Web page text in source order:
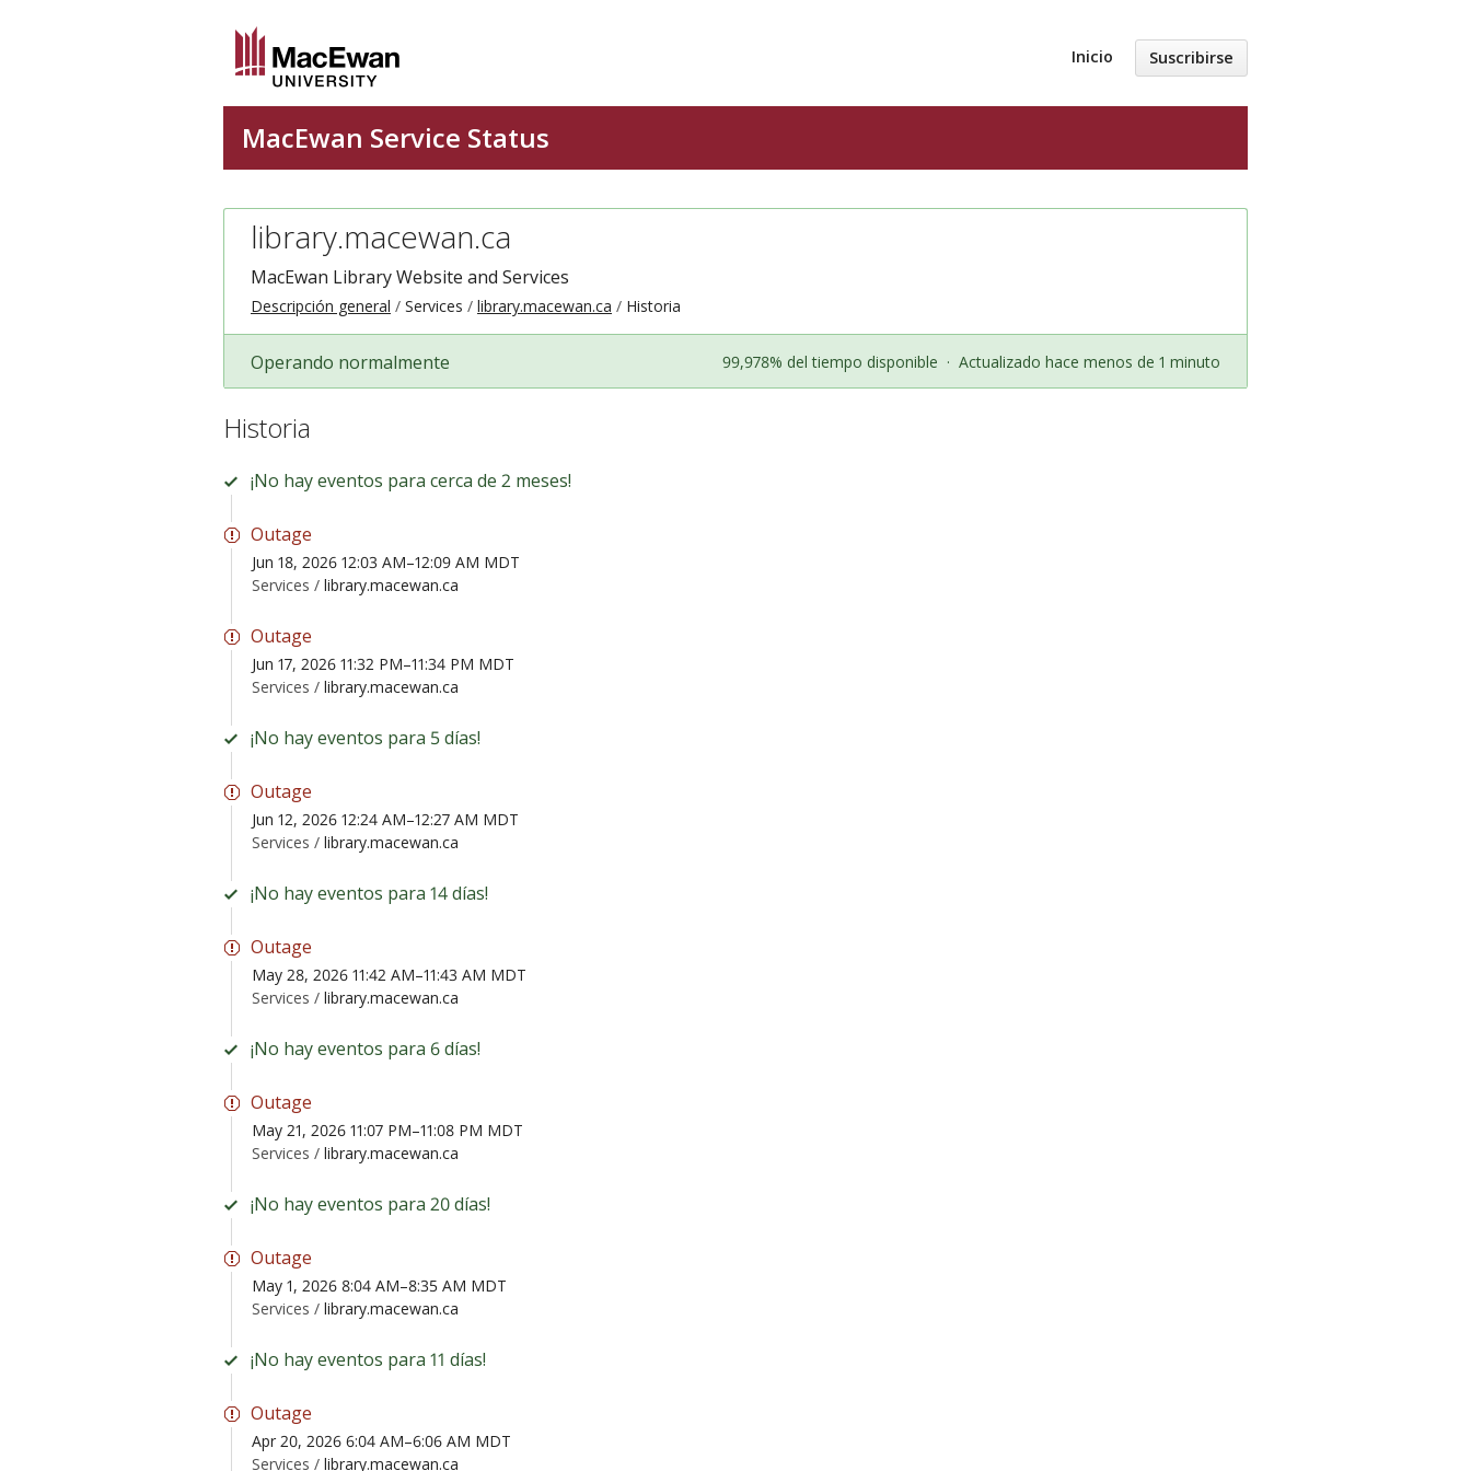
Inicio Suscribirse
library.macewan.ca
MacEwan Library Website and Services
Descripción general Services library.macewan.ca Historia
Operando normalmente 99,978% del tiempo disponible · Actualizado hace menos de 1 minuto
Historia
¡No hay eventos para cerca de 2 meses!
Outage
Jun 18, 2026 12:03 AM–12:09 AM MDT
Services / library.macewan.ca
Outage
Jun 17, 2026 11:32 PM–11:34 PM MDT
Services / library.macewan.ca
¡No hay eventos para 5 días!
Outage
Jun 12, 2026 12:24 AM–12:27 AM MDT
Services / library.macewan.ca
¡No hay eventos para 14 días!
Outage
May 28, 2026 11:42 AM–11:43 AM MDT
Services / library.macewan.ca
¡No hay eventos para 6 días!
Outage
May 21, 2026 11:07 PM–11:08 PM MDT
Services / library.macewan.ca
¡No hay eventos para 20 días!
Outage
May 1, 2026 8:04 AM–8:35 AM MDT
Services / library.macewan.ca
¡No hay eventos para 11 días!
Outage
Apr 20, 2026 6:04 AM–6:06 AM MDT
Services / library.macewan.ca